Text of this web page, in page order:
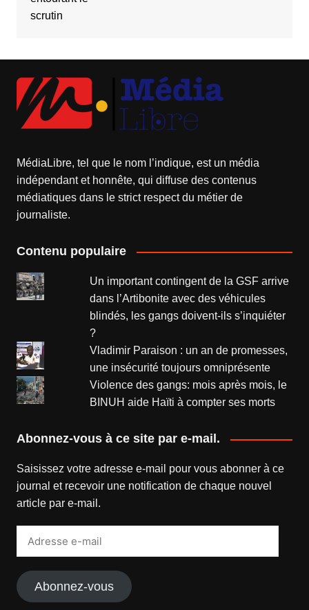
MédiaLibre, tel que le nom l’indique, est un média
indépendant et honnête, qui diffuse des contenus
médiatiques dans le strict respect du métier de
journaliste.
Contenu populaire
Un important contingent de la GSF arrive
dans l’Artibonite avec des véhicules
blindés, les gangs doivent-ils s’inquiéter
?
Vladimir Paraison : un an de promesses,
une insécurité toujours omniprésente
Violence des gangs: mois après mois, le
BINUH aide Haïti à compter ses morts
Abonnez-vous à ce site par e-mail.
Saisissez votre adresse e-mail pour vous abonner à ce
journal et recevoir une notification de chaque nouvel
article par e-mail.
Abonnez-vous